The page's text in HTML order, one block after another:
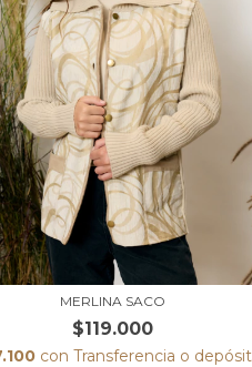
MERLINA SACO
$119.000
con Transferencia o